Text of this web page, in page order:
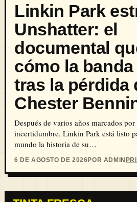
Linkin Park
Unshatter: el
documental
cómo la
tras la pérdida
Chester
Después de varios años marcados
incertidumbre, Linkin Park está listo
mundo la historia de su…
6 DE AGOSTO DE 2026POR ADMIN